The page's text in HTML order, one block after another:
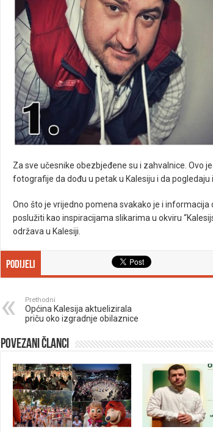
Za sve učesnike obezbjeđene su i zahvalnice. Ovo
fotografije da dođu u petak u Kalesiju i da
Ono što je vrijedno pomena svakako je i
poslužiti kao inspiracijama slikarima u okviru
održava u Kalesiji.
Podijeli
Prethodni
Općina Kalesija aktuelizirala
priču oko izgradnje obilaznice
Povezani članci